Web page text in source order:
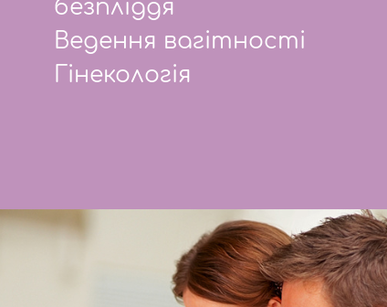
безпліддя
Ведення вагітності
Гінекологія